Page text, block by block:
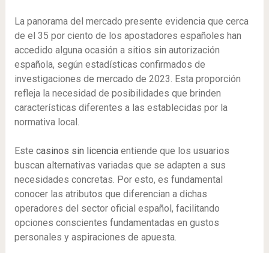
La panorama del mercado presente evidencia que cerca
de el 35 por ciento de los apostadores españoles han
accedido alguna ocasión a sitios sin autorización
española, según estadísticas confirmados de
investigaciones de mercado de 2023. Esta proporción
refleja la necesidad de posibilidades que brinden
características diferentes a las establecidas por la
normativa local.
Este casinos sin licenciaentiende que los usuarios
buscan alternativas variadas que se adapten a sus
necesidades concretas. Por esto, es fundamental
conocer las atributos que diferencian a dichas
operadores del sector oficial español, facilitando
opciones conscientes fundamentadas en gustos
personales y aspiraciones de apuesta.